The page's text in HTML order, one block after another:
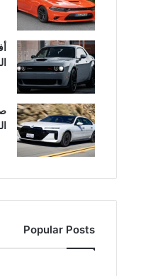
Popular Posts